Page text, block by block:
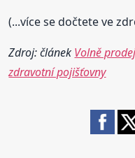
(...více se dočtete ve
Zdroj: článek Volně
zdravotní pojišťovny